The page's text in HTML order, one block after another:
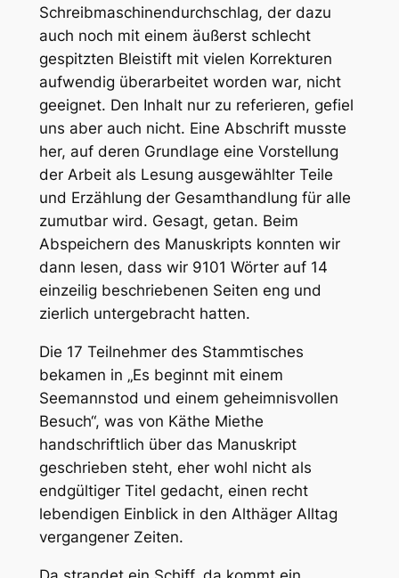
Schreibmaschinendurchschlag, der dazu
auch noch mit einem äußerst schlecht
gespitzten Bleistift mit vielen Korrekturen
aufwendig überarbeitet worden war, nicht
geeignet. Den Inhalt nur zu referieren, gefiel
uns aber auch nicht. Eine Abschrift musste
her, auf deren Grundlage eine Vorstellung
der Arbeit als Lesung ausgewählter Teile
und Erzählung der Gesamthandlung für alle
zumutbar wird. Gesagt, getan. Beim
Abspeichern des Manuskripts konnten wir
dann lesen, dass wir 9101 Wörter auf 14
einzeilig beschriebenen Seiten eng und
zierlich untergebracht hatten.
Die 17 Teilnehmer des Stammtisches
bekamen in „Es beginnt mit einem
Seemannstod und einem geheimnisvollen
Besuch“, was von Käthe Miethe
handschriftlich über das Manuskript
geschrieben steht, eher wohl nicht als
endgültiger Titel gedacht, einen recht
lebendigen Einblick in den Althäger Alltag
vergangener Zeiten.